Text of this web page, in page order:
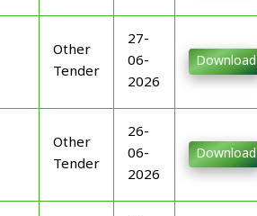
Other
Tender
27-
06-
2026
Download
Other
Tender
26-
06-
2026
Download